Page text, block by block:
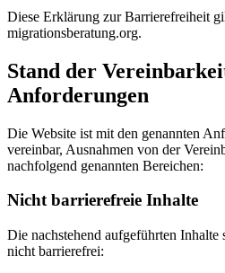
Diese Erklärung zur Barrierefreiheit
migrationsberatung.org.
Stand der
Anforderungen
Die Website ist mit den genannten
vereinbar, Ausnahmen von der
nachfolgend genannten Bereichen:
Nicht barrierefreie Inhalte
Die nachstehend aufgeführten Inhalte
nicht barrierefrei: